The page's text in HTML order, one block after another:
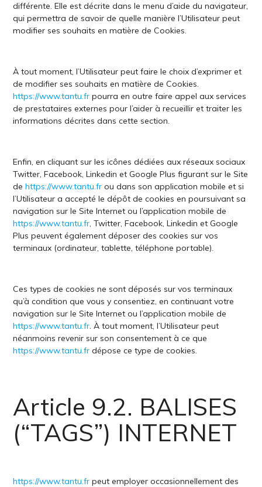
différente. Elle est décrite dans le menu d’aide du navigateur,
qui permettra de savoir de quelle manière l’Utilisateur peut
modifier ses souhaits en matière de Cookies.
À tout moment, l’Utilisateur peut faire le choix d’exprimer et
de modifier ses souhaits en matière de Cookies.
https://www.tantu.fr pourra en outre faire appel aux services
de prestataires externes pour l’aider à recueillir et traiter les
informations décrites dans cette section.
Enfin, en cliquant sur les icônes dédiées aux réseaux sociaux
Twitter, Facebook, Linkedin et Google Plus figurant sur le Site
dehttps://www.tantu.fr ou dans son application mobile et si
l’Utilisateur a accepté le dépôt de cookies en poursuivant sa
navigation sur le Site Internet ou l’application mobile de
https://www.tantu.fr, Twitter, Facebook, Linkedin et Google
Plus peuvent également déposer des cookies sur vos
terminaux (ordinateur, tablette, téléphone portable).
Ces types de cookies ne sont déposés sur vos terminaux
qu’à condition que vous y consentiez, en continuant votre
navigation sur le Site Internet ou l’application mobile de
https://www.tantu.fr. À tout moment, l’Utilisateur peut
néanmoins revenir sur son consentement à ce que
https://www.tantu.fr dépose ce type de cookies.
Article 9.2. BALISES
(“TAGS”) INTERNET
https://www.tantu.fr peut employer occasionnellement des